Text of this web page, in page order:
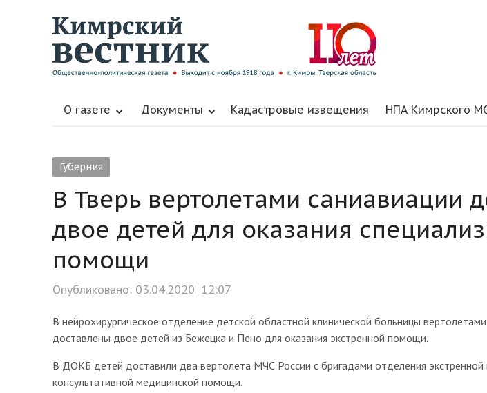
О газете Документы Кадастровые извещения НПА Кимрского
Губерния
В Тверь вертолетами саниавиации
двое детей для оказания
помощи
Опубликовано: 03.04.2020 12:07
В нейрохирургическое отделение детской областной клинической больницы
доставлены двое детей из Бежецка и Пено для оказания экстренной помощи.
В ДОКБ детей доставили два вертолета МЧС России с бригадами отделения экстренной
консультативной медицинской помощи.